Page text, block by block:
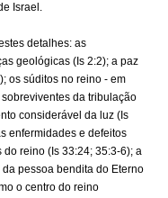
Israel.
detalhes: as
geológicas (Is 2:2); a paz
os súditos no reino - em
da tribulação
considerável da luz (Is
enfermidades e defeitos
reino (Is 33:24; 35:3-6); a
pessoa bendita do Eterno
o centro do reino